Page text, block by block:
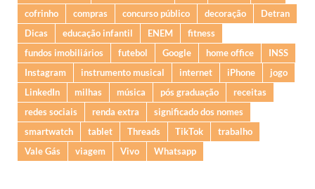
cofrinho
compras concurso público decoração
Detran
Dicas
educação infantil ENEM
fitness
fundos imobiliários
futebol Google home office
INSS
Instagram
instrumento musical internet iPhone
jogo
LinkedIn
milhas música pós graduação
receitas
redes sociais
renda extra
significado dos nomes
smartwatch
tablet Threads TikTok
trabalho
Vale Gás
viagem Vivo Whatsapp